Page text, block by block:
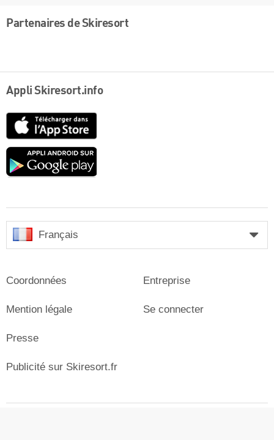
Partenaires de Skiresort
Appli Skiresort.info
Google
Français
Coordonnées
Mention légale
Presse
Entreprise
Se connecter
Publicité sur Skiresort.fr